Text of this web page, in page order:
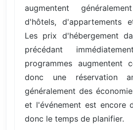
augmentent
d'hôtels, d'appartements
Les prix d'hébergement
précédant
programmes augmentent
donc une réservation
généralement des
et l'événement est encore
donc le temps de planifier.